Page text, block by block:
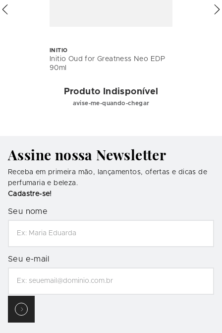
INITIO
Initio Oud for Greatness Neo EDP
90ml
Produto Indisponível
avise-me-quando-chegar
Assine nossa Newsletter
Receba em primeira mão, lançamentos, ofertas e dicas de
perfumaria e beleza.
Cadastre-se!
Seu nome
Seu e-mail